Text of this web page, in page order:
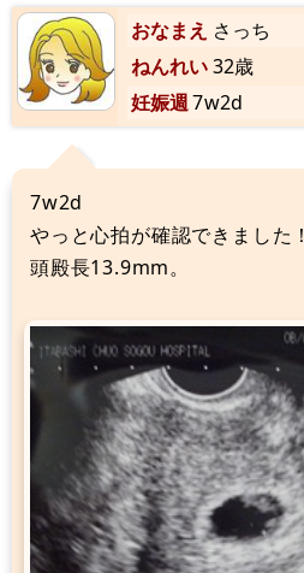
おなまえ さっち
ねんれい32歳
妊娠週7w2d
7w2d
やっと心拍が確認できました！
頭殿長13.9mm。